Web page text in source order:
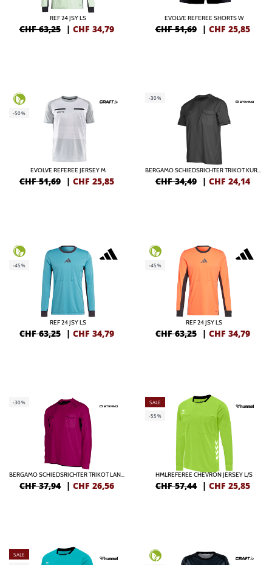
REF 24 JSY LS
CHF 63,25 | CHF 34,79
EVOLVE REFEREE SHORTS W
CHF 51,69 | CHF 25,85
-50%
EVOLVE REFEREE JERSEY M
CHF 51,69 | CHF 25,85
-30%
BERGAMO SCHIEDSRICHTER TRIKOT KURZARM
CHF 34,49 | CHF 24,14
-45%
REF 24 JSY LS
CHF 63,25 | CHF 34,79
-45%
REF 24 JSY LS
CHF 63,25 | CHF 34,79
-30%
BERGAMO SCHIEDSRICHTER TRIKOT LANGARM
CHF 37,94 | CHF 26,56
SALE
-55%
HMLREFEREE CHEVRON JERSEY L/S
CHF 57,44 | CHF 25,85
SALE